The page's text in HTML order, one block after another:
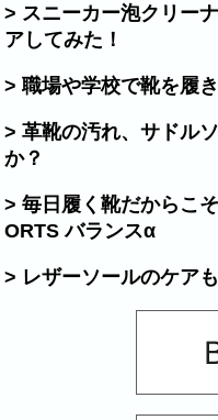
> スニーカー泡クリー
アしてみた！
> 職場や学校で靴を履
> 革靴の汚れ、サドル
か？
> 毎日履く靴だからこ
ORTS バランスα
> レザーソールのケア